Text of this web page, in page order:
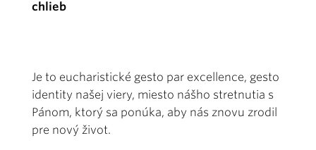
chlieb
Je to eucharistické gesto par excellence, gesto
identity našej viery, miesto nášho stretnutia s
Pánom, ktorý sa ponúka, aby nás znovu zrodil
pre nový život.